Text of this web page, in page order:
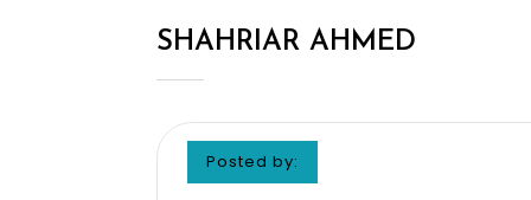
SHAHRIAR AHMED
Posted by: